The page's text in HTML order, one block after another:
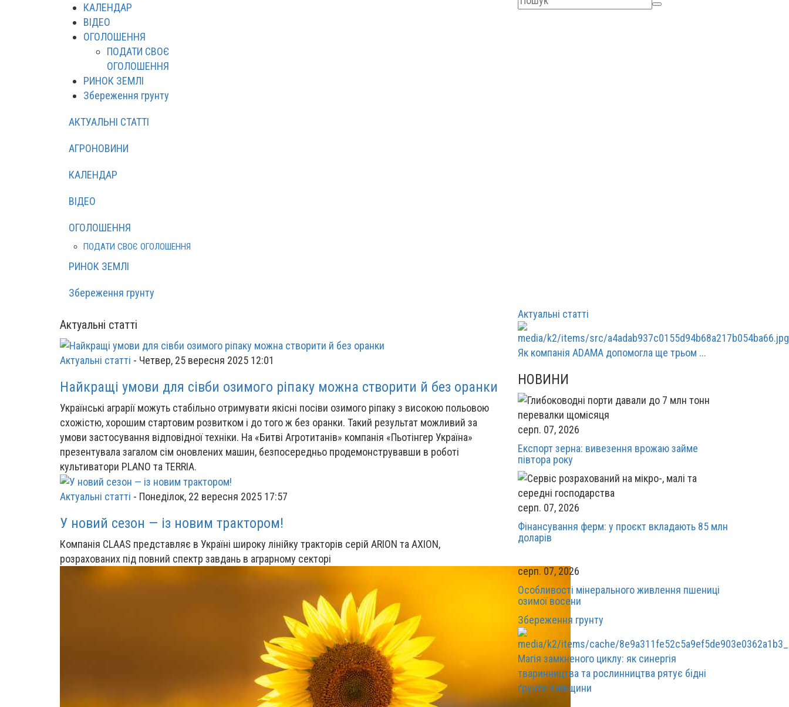
КАЛЕНДАР
ВІДЕО
ОГОЛОШЕННЯ
ПОДАТИ СВОЄ
ОГОЛОШЕННЯ
РИНОК ЗЕМЛІ
Збереження грунту
АКТУАЛЬНІ СТАТТІ
АГРОНОВИНИ
КАЛЕНДАР
ВІДЕО
ОГОЛОШЕННЯ
ПОДАТИ СВОЄ ОГОЛОШЕННЯ
РИНОК ЗЕМЛІ
Збереження грунту
Актуальні статті
Актуальні статті - Четвер, 25 вересня 2025 12:01
Найкращі умови для сівби озимого ріпаку можна створити й без оранки
Українські аграрії можуть стабільно отримувати якісні посіви озимого ріпаку з високою польовою
схожістю, хорошим стартовим розвитком і до того ж без оранки. Такий результат можливий за
умови застосування відповідної техніки. На «Битві Агротитанів» компанія «Пьотінгер Україна»
презентувала загалом сім оновлених машин, безпосередньо продемонструвавши в роботі
культиватори PLANO та TERRIA.
Актуальні статті - Понеділок, 22 вересня 2025 17:57
У новий сезон — із новим трактором!
Компанія CLAAS представляє в Україні широку лінійку тракторів серій ARION та AXION,
розрахованих під повний спектр завдань в аграрному секторі
Актуальні статті
Як компанія ADAMA допомогла ще трьом ...
НОВИНИ
серп. 07, 2026
Експорт зерна: вивезення врожаю займе
півтора року
серп. 07, 2026
Фінансування ферм: у проєкт вкладають 85 млн
доларів
серп. 07, 2026
Особливості мінерального живлення пшениці
озимої восени
Збереження грунту
Магія замкненого циклу: як синергія
тваринництва та рослинництва рятує бідні
ґрунти Київщини